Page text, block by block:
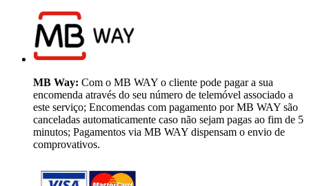
MB Way: Com o MB WAY o cliente pode pagar a sua
encomenda através do seu número de telemóvel associado a
este serviço; Encomendas com pagamento por MB WAY são
canceladas automaticamente caso não sejam pagas ao fim de 5
minutos; Pagamentos via MB WAY dispensam o envio de
comprovativos.